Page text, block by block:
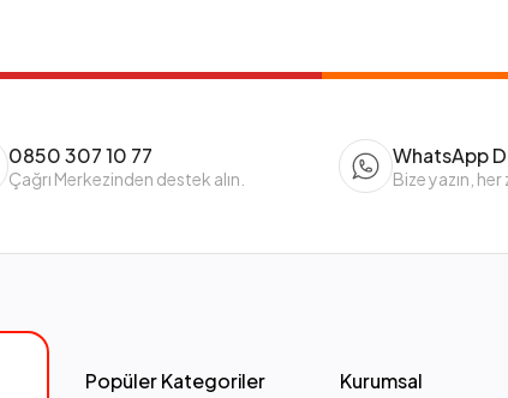
0850 307 10 77
Çağrı Merkezinden destek alın.
WhatsApp
Bize yazın,
Popüler Kategoriler Kurumsal